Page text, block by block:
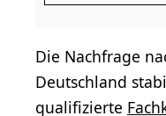
Die Nachfrage
Deutschland
qualifizierte